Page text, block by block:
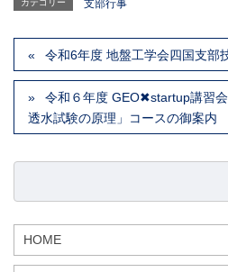
カテゴリー 支部行事
令和6年度 地盤工学会四国支部
令和６年度 GEO✖startup講習
透水試験の原理」コースの御案内
HOME